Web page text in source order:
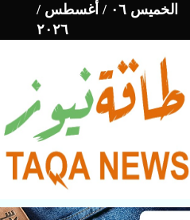
الخميس ٠٦ / أغسطس /
٢٠٢٦